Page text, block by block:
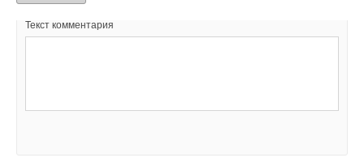
Текст комментария